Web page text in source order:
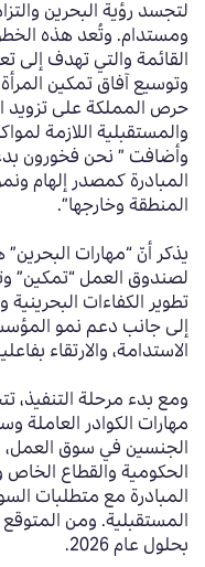
لتجسد رؤية البحرين
ومستدام. وتُعد هذه
القائمة والتي تهدف إلى
وتوسيع آفاق تمكين
حرص المملكة على تزويد
والمستقبلية اللازمة
وأضافت ” نحن فخورون
المبادرة كمصدر إلهام
المنطقة وخارجها”.
يذكر أنّ “مهارات
لصندوق العمل “تمكين”
تطوير الكفاءات
إلى جانب دعم نمو
الاستدامة، والارتقاء
ومع بدء مرحلة التنفيذ،
مهارات الكوادر العاملة
الجنسين في سوق
الحكومية والقطاع الخاص
المبادرة مع متطلبات
المستقبلية. ومن
بحلول عام 2026.